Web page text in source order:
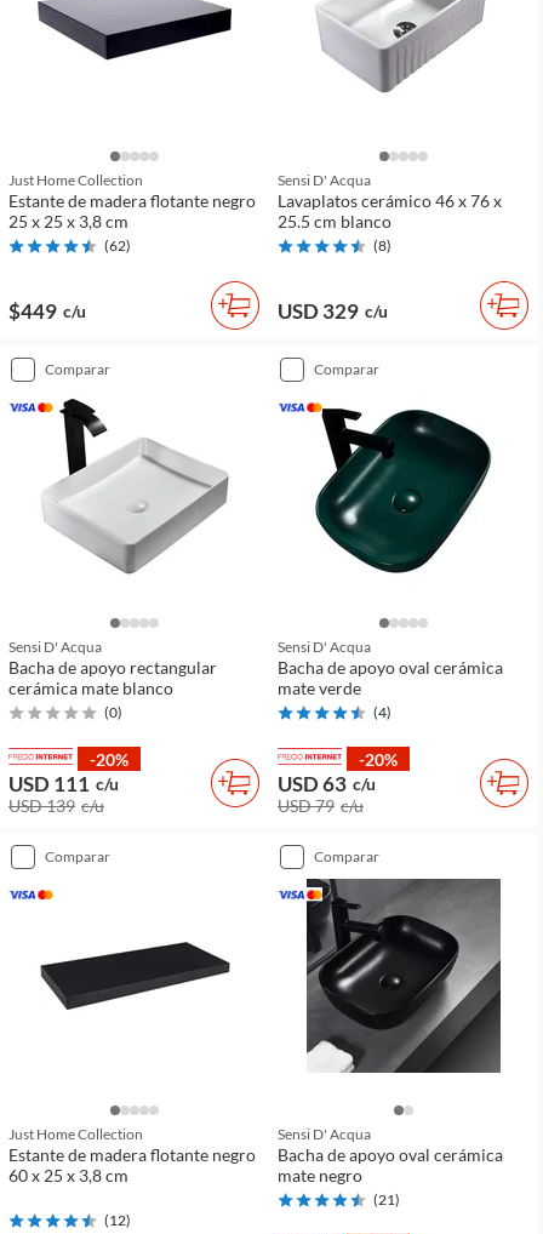
Just Home Collection
Estante de madera flotante negro
25 x 25 x 3,8 cm
(62)
$449 c/u
Sensi D' Acqua
Lavaplatos cerámico 46 x 76 x
25.5 cm blanco
(8)
USD 329 c/u
comparar
Sensi D' Acqua
Bacha de apoyo rectangular
cerámica mate blanco
(0)
-20%
USD 111 c/u
USD 139 c/u
comparar
Sensi D' Acqua
Bacha de apoyo oval cerámica
mate verde
(4)
-20%
USD 63 c/u
USD 79 c/u
comparar
Just Home Collection
Estante de madera flotante negro
60 x 25 x 3,8 cm
(12)
comparar
Sensi D' Acqua
Bacha de apoyo oval cerámica
mate negro
(21)